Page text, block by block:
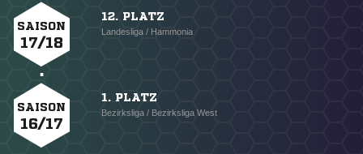
SAISON
17/18
12. PLATZ
Landesliga / Hammonia
SAISON
16/17
1. PLATZ
Bezirksliga / Bezirksliga West